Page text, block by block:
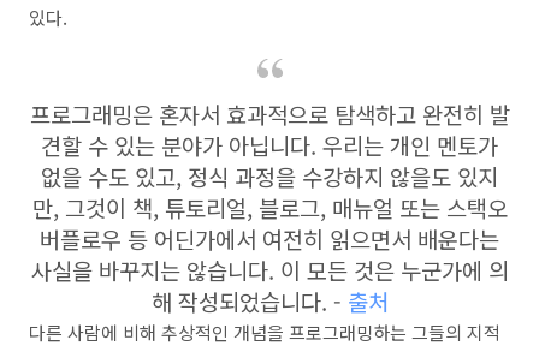
있다.
프로그래밍은 혼자서 효과적으로 탐색하고 완전히 발
견할 수 있는 분야가 아닙니다. 우리는 개인 멘토가
없을 수도 있고, 정식 과정을 수강하지 않을도 있지
만, 그것이 책, 튜토리얼, 블로그, 매뉴얼 또는 스택오
버플로우 등 어딘가에서 여전히 읽으면서 배운다는
사실을 바꾸지는 않습니다. 이 모든 것은 누군가에 의
해 작성되었습니다. - 출처
다른 사람에 비해 추상적인 개념을 프로그래밍하는 그들의 지적